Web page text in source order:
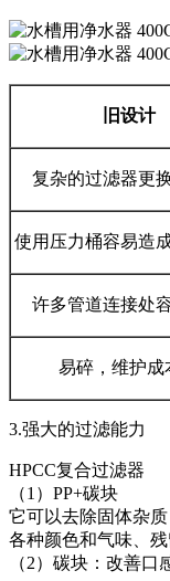
旧设计
复杂的过滤器更
使用压力桶容易造
许多管道连接处
易碎，维护成
3.强大的过滤能力
HPCC复合过滤器
（1）PP+碳块
它可以去除固体杂
各种颜色和气味、
（2）碳块：改善口